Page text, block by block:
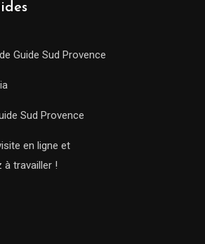
Guide Sud Provence
Sud Provence
en ligne et
travailler !